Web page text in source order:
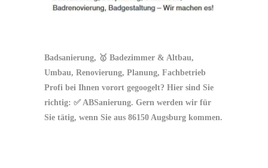
Badsanierung, 🥇 Badezimmer & Altbau,
Umbau, Renovierung, Planung, Fachbetrieb
Profi bei Ihnen vorort gegoogelt? Hier sind Sie
richtig: ✅ ABSanierung. Gern werden wir für
Sie tätig, wenn Sie aus 86150 Augsburg kommen.